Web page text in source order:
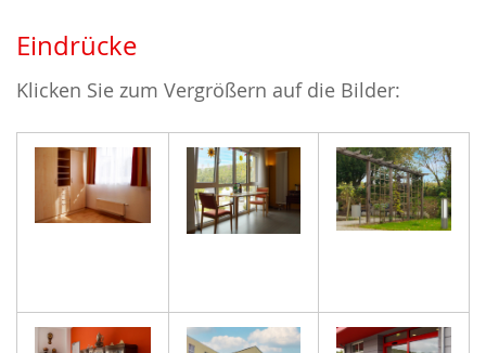
Eindrücke
Klicken Sie zum Vergrößern auf die Bilder: